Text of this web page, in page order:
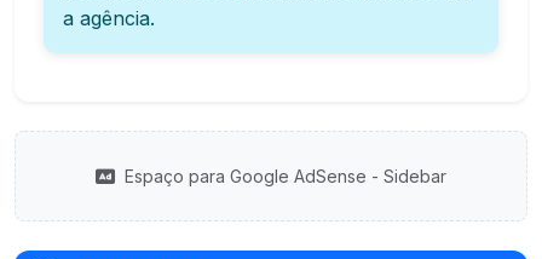
a agência.
Espaço para Google AdSense - Sidebar